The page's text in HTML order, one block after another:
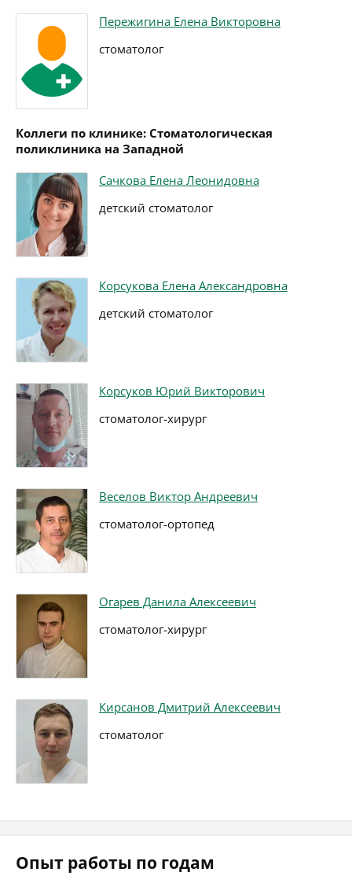
Пережигина Елена Викторовна
стоматолог
Коллеги по клинике: Стоматологическая
поликлиника на Западной
Сачкова Елена Леонидовна
детский стоматолог
Корсукова Елена Александровна
детский стоматолог
Корсуков Юрий Викторович
стоматолог-хирург
Веселов Виктор Андреевич
стоматолог-ортопед
Огарев Данила Алексеевич
стоматолог-хирург
Кирсанов Дмитрий Алексеевич
стоматолог
Опыт работы по годам